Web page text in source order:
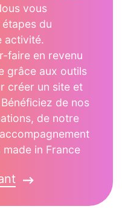
vous
du
activité.
faire en revenu
grâce aux outils
créer un site et
de nos
de notre
made in France